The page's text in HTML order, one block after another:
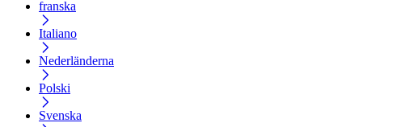
franska
Italiano
Nederländerna
Polski
Svenska